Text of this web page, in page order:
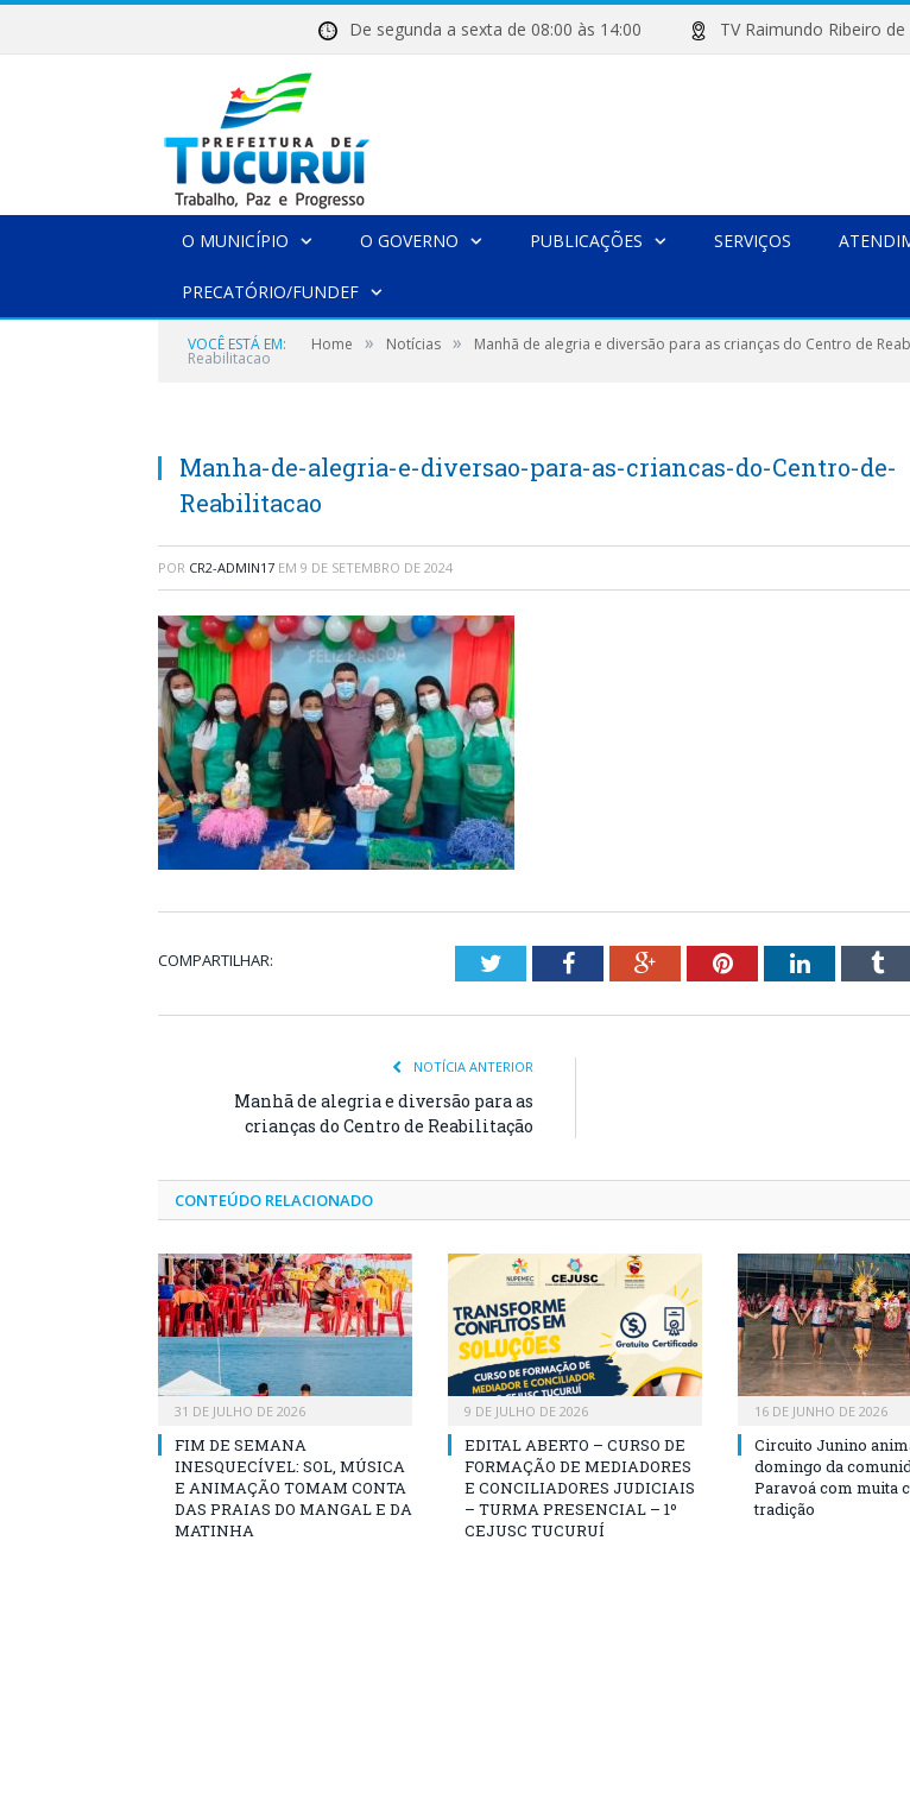
De segunda a sexta de 08:00 às 14:00 TV Raimundo Ribeiro
O MUNICÍPIO O GOVERNO PUBLICAÇÕES SERVIÇOS
PRECATÓRIO/FUNDEF
VOCÊ ESTÁ EM: Home » Notícias » Manhã de alegria e diversão para as crianças do Centro de
Reabilitacao
Manha-de-alegria-e-diversao-para-as-criancas-do-Centro-de-
Reabilitacao
POR CR2-ADMIN17 EM 9 DE SETEMBRO DE 2024
COMPARTILHAR: TwitterFacebookGoogle+PinterestLinkedIn
NOTÍCIA ANTERIOR
Manhã de alegria e diversão para as
crianças do Centro de Reabilitação
CONTEÚDO RELACIONADO
31 DE JULHO DE 2026
FIM DE SEMANA
INESQUECÍVEL: SOL, MÚSICA
E ANIMAÇÃO TOMAM CONTA
DAS PRAIAS DO MANGAL E DA
MATINHA
9 DE JULHO DE 2026
EDITAL ABERTO – CURSO DE
FORMAÇÃO DE MEDIADORES
E CONCILIADORES JUDICIAIS
– TURMA PRESENCIAL – 1º
CEJUSC TUCURUÍ
16 DE JUNHO DE 2026
Circuito Junino
domingo da
Paravoá com muita
tradição